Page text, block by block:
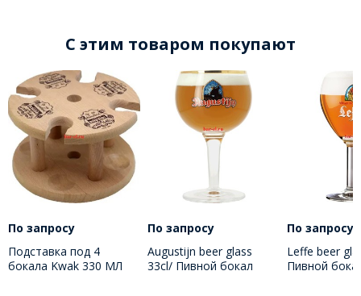
C этим товаром покупают
По запросу
Подставка под 4
бокала Kwak 330 МЛ
По запросу
Augustijn beer glass
33cl/ Пивной бокал
По запросу
Leffe beer
Пивной